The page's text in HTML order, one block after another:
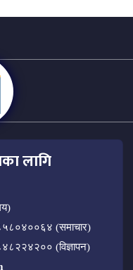
लागि
(समाचार)
(विज्ञापन)